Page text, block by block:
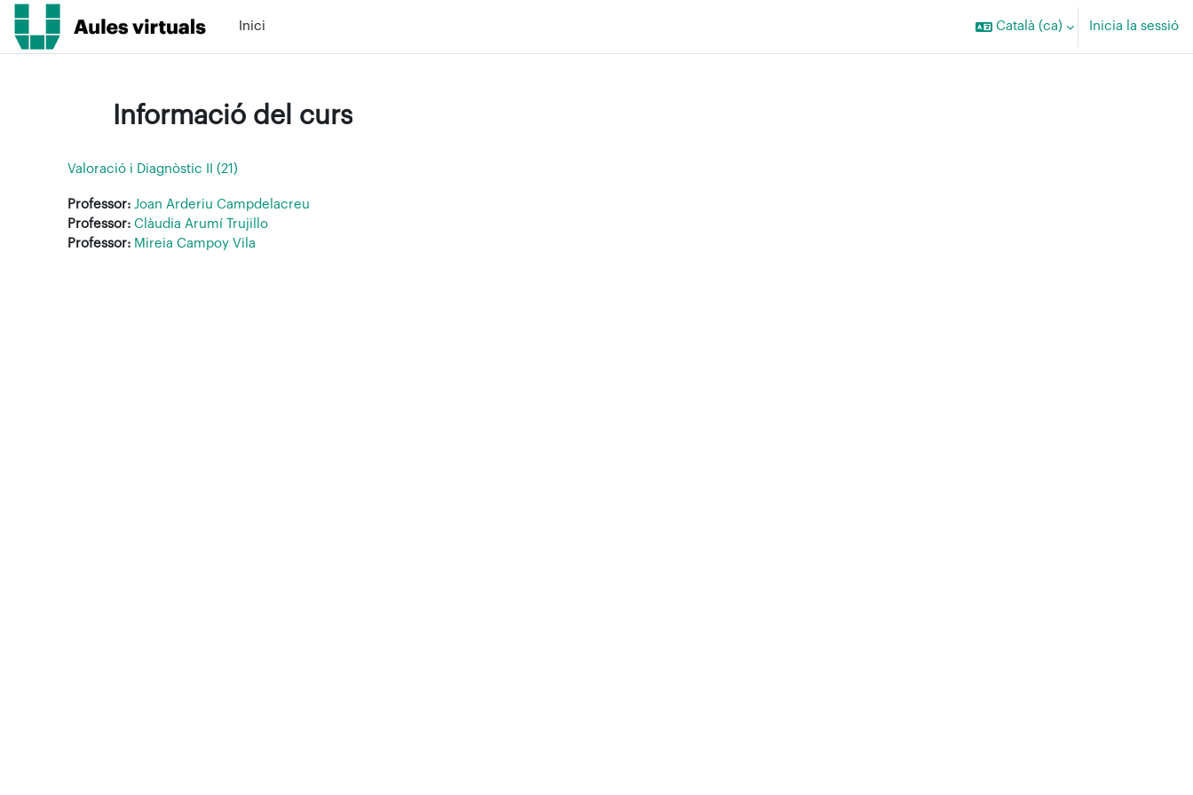
Ves al contingut principal
Inici
Català ‎(ca)‎ Inicia la sessió
Informació del curs
Valoració i Diagnòstic II (21)
Professor: Joan Arderiu Campdelacreu
Professor: Clàudia Arumí Trujillo
Professor: Mireia Campoy Vila